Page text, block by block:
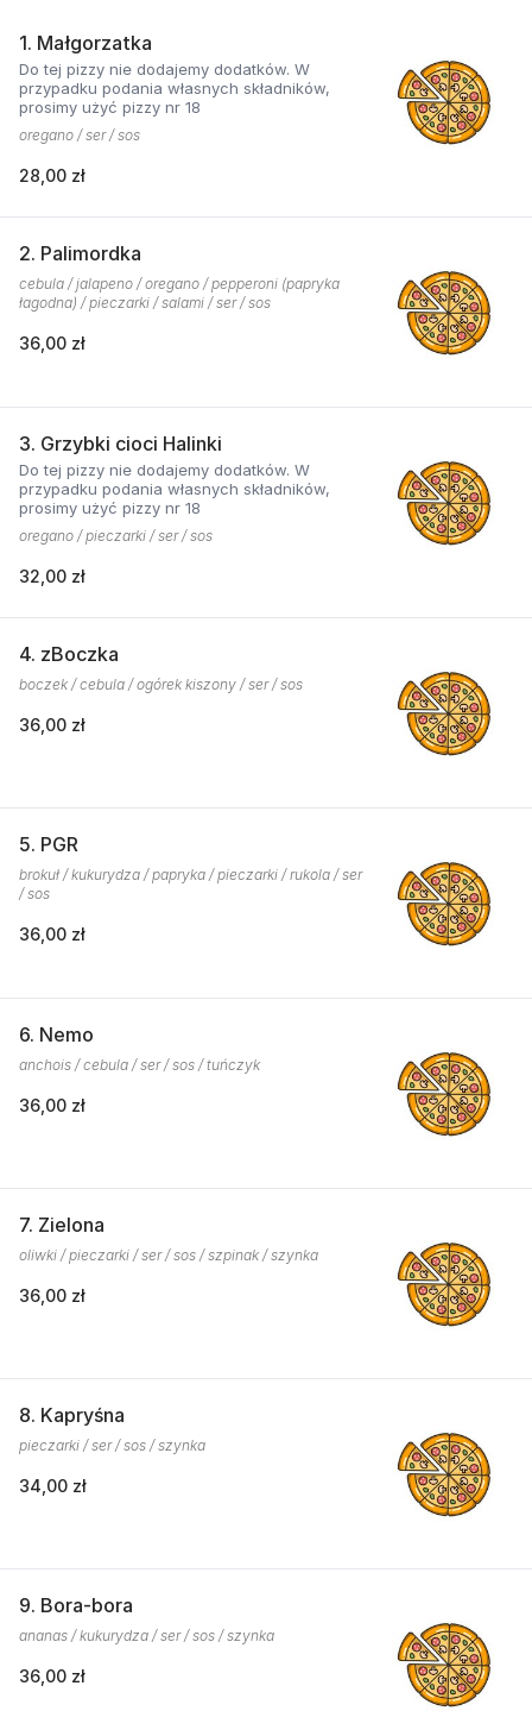
1. Małgorzatka
Do tej pizzy nie dodajemy dodatków. W
przypadku podania własnych składników,
prosimy użyć pizzy nr 18
oregano / ser / sos
28,00 zł
2. Palimordka
cebula / jalapeno / oregano / pepperoni (papryka
łagodna) / pieczarki / salami / ser / sos
36,00 zł
3. Grzybki cioci Halinki
Do tej pizzy nie dodajemy dodatków. W
przypadku podania własnych składników,
prosimy użyć pizzy nr 18
oregano / pieczarki / ser / sos
32,00 zł
4. zBoczka
boczek / cebula / ogórek kiszony / ser / sos
36,00 zł
5. PGR
brokuł / kukurydza / papryka / pieczarki / rukola / ser
/ sos
36,00 zł
6. Nemo
anchois / cebula / ser / sos / tuńczyk
36,00 zł
7. Zielona
oliwki / pieczarki / ser / sos / szpinak / szynka
36,00 zł
8. Kapryśna
pieczarki / ser / sos / szynka
34,00 zł
9. Bora-bora
ananas / kukurydza / ser / sos / szynka
36,00 zł